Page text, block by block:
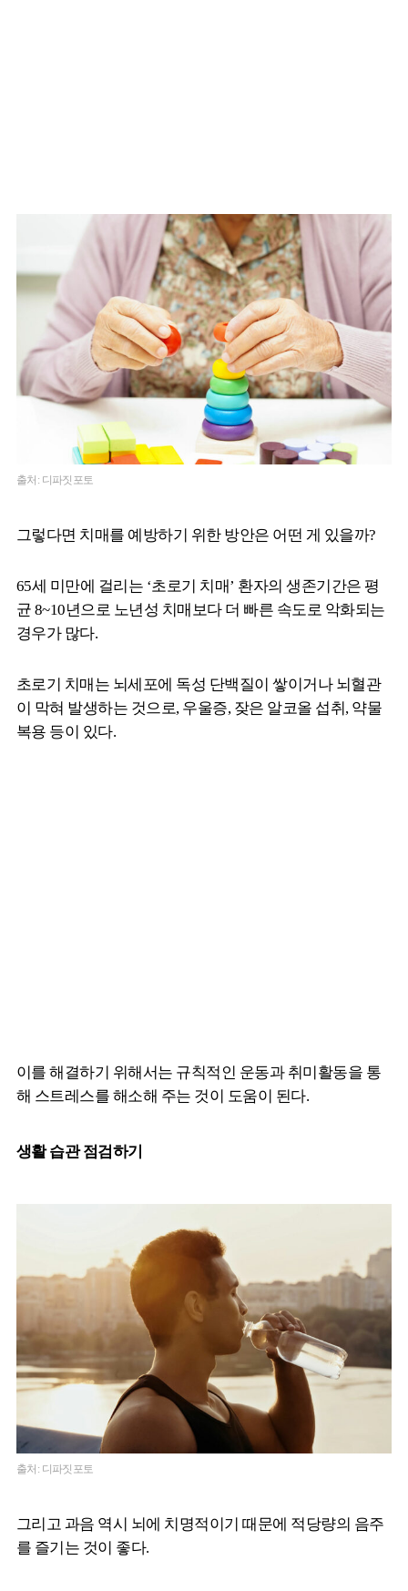
출처: 디파짓포토
그렇다면 치매를 예방하기 위한 방안은 어떤 게 있을까?
65세 미만에 걸리는 ‘초로기 치매’ 환자의 생존기간은 평
균 8~10년으로 노년성 치매보다 더 빠른 속도로 악화되는
경우가 많다.
초로기 치매는 뇌세포에 독성 단백질이 쌓이거나 뇌혈관
이 막혀 발생하는 것으로, 우울증, 잦은 알코올 섭취, 약물
복용 등이 있다.
이를 해결하기 위해서는 규칙적인 운동과 취미활동을 통
해 스트레스를 해소해 주는 것이 도움이 된다.
생활 습관 점검하기
출처: 디파짓포토
그리고 과음 역시 뇌에 치명적이기 때문에 적당량의 음주
를 즐기는 것이 좋다.